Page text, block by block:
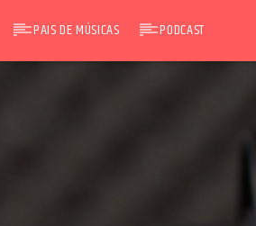
PAIS DE MÚSICAS PODCAST